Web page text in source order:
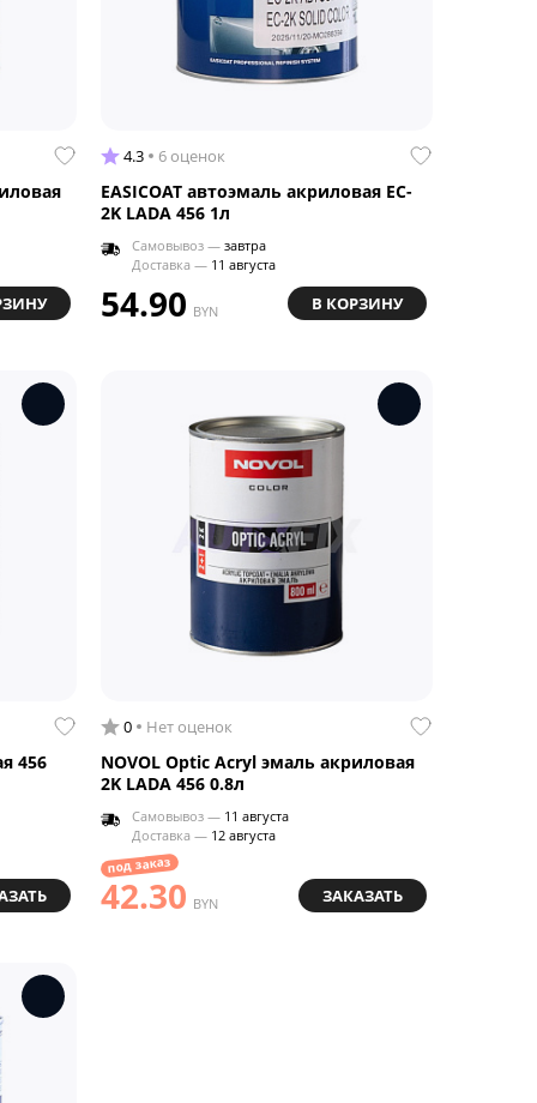
4.3 6 оценок
EASICOAT автоэмаль акриловая EC-
2K LADA 456 1л
Самовывоз —завтра
Доставка — 11 августа
54.90 BYN В КОРЗИНУ
456
0 Нет оценок
NOVOL Optic Acryl эмаль акриловая
2K LADA 456 0.8л
Самовывоз — 11 августа
Доставка — 12 августа
под заказ
42.30 BYN ЗАКАЗАТЬ